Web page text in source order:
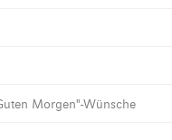
Morgen"-Wünsche